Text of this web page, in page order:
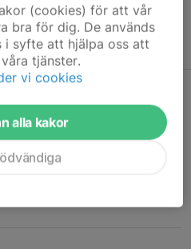
endast vuxna. Läs
säsongen 2024
IK MTB för info om
(cookies) för att vår
bra för dig. De används
i syfte att hjälpa oss att
tjänster.
vi cookies
alla kakor